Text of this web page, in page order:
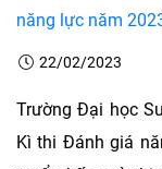
năng lực năm
22/02/2023
Trường Đại học
Kì thi Đánh giá